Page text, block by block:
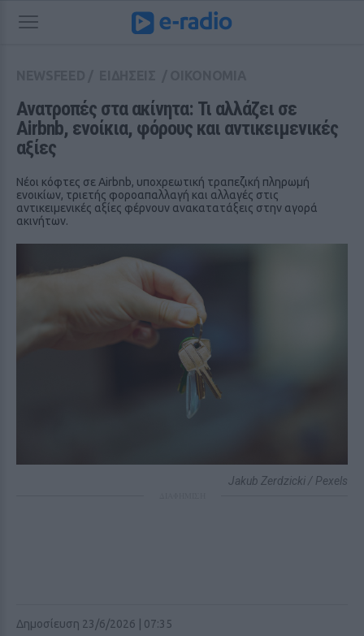
Ανατροπές στα ακίνητα: Τι αλλάζει σε
Airbnb, ενοίκια, φόρους και αντικειμενικές
αξίες
Νέοι κόφτες σε Airbnb, υποχρεωτική τραπεζική πληρωμή
ενοικίων, τριετής φοροαπαλλαγή και αλλαγές στις
αντικειμενικές αξίες φέρνουν ανακατατάξεις στην αγορά
ακινήτων.
Jakub Zerdzicki / Pexels
Δημοσίευση 23/6/2026 | 07:35